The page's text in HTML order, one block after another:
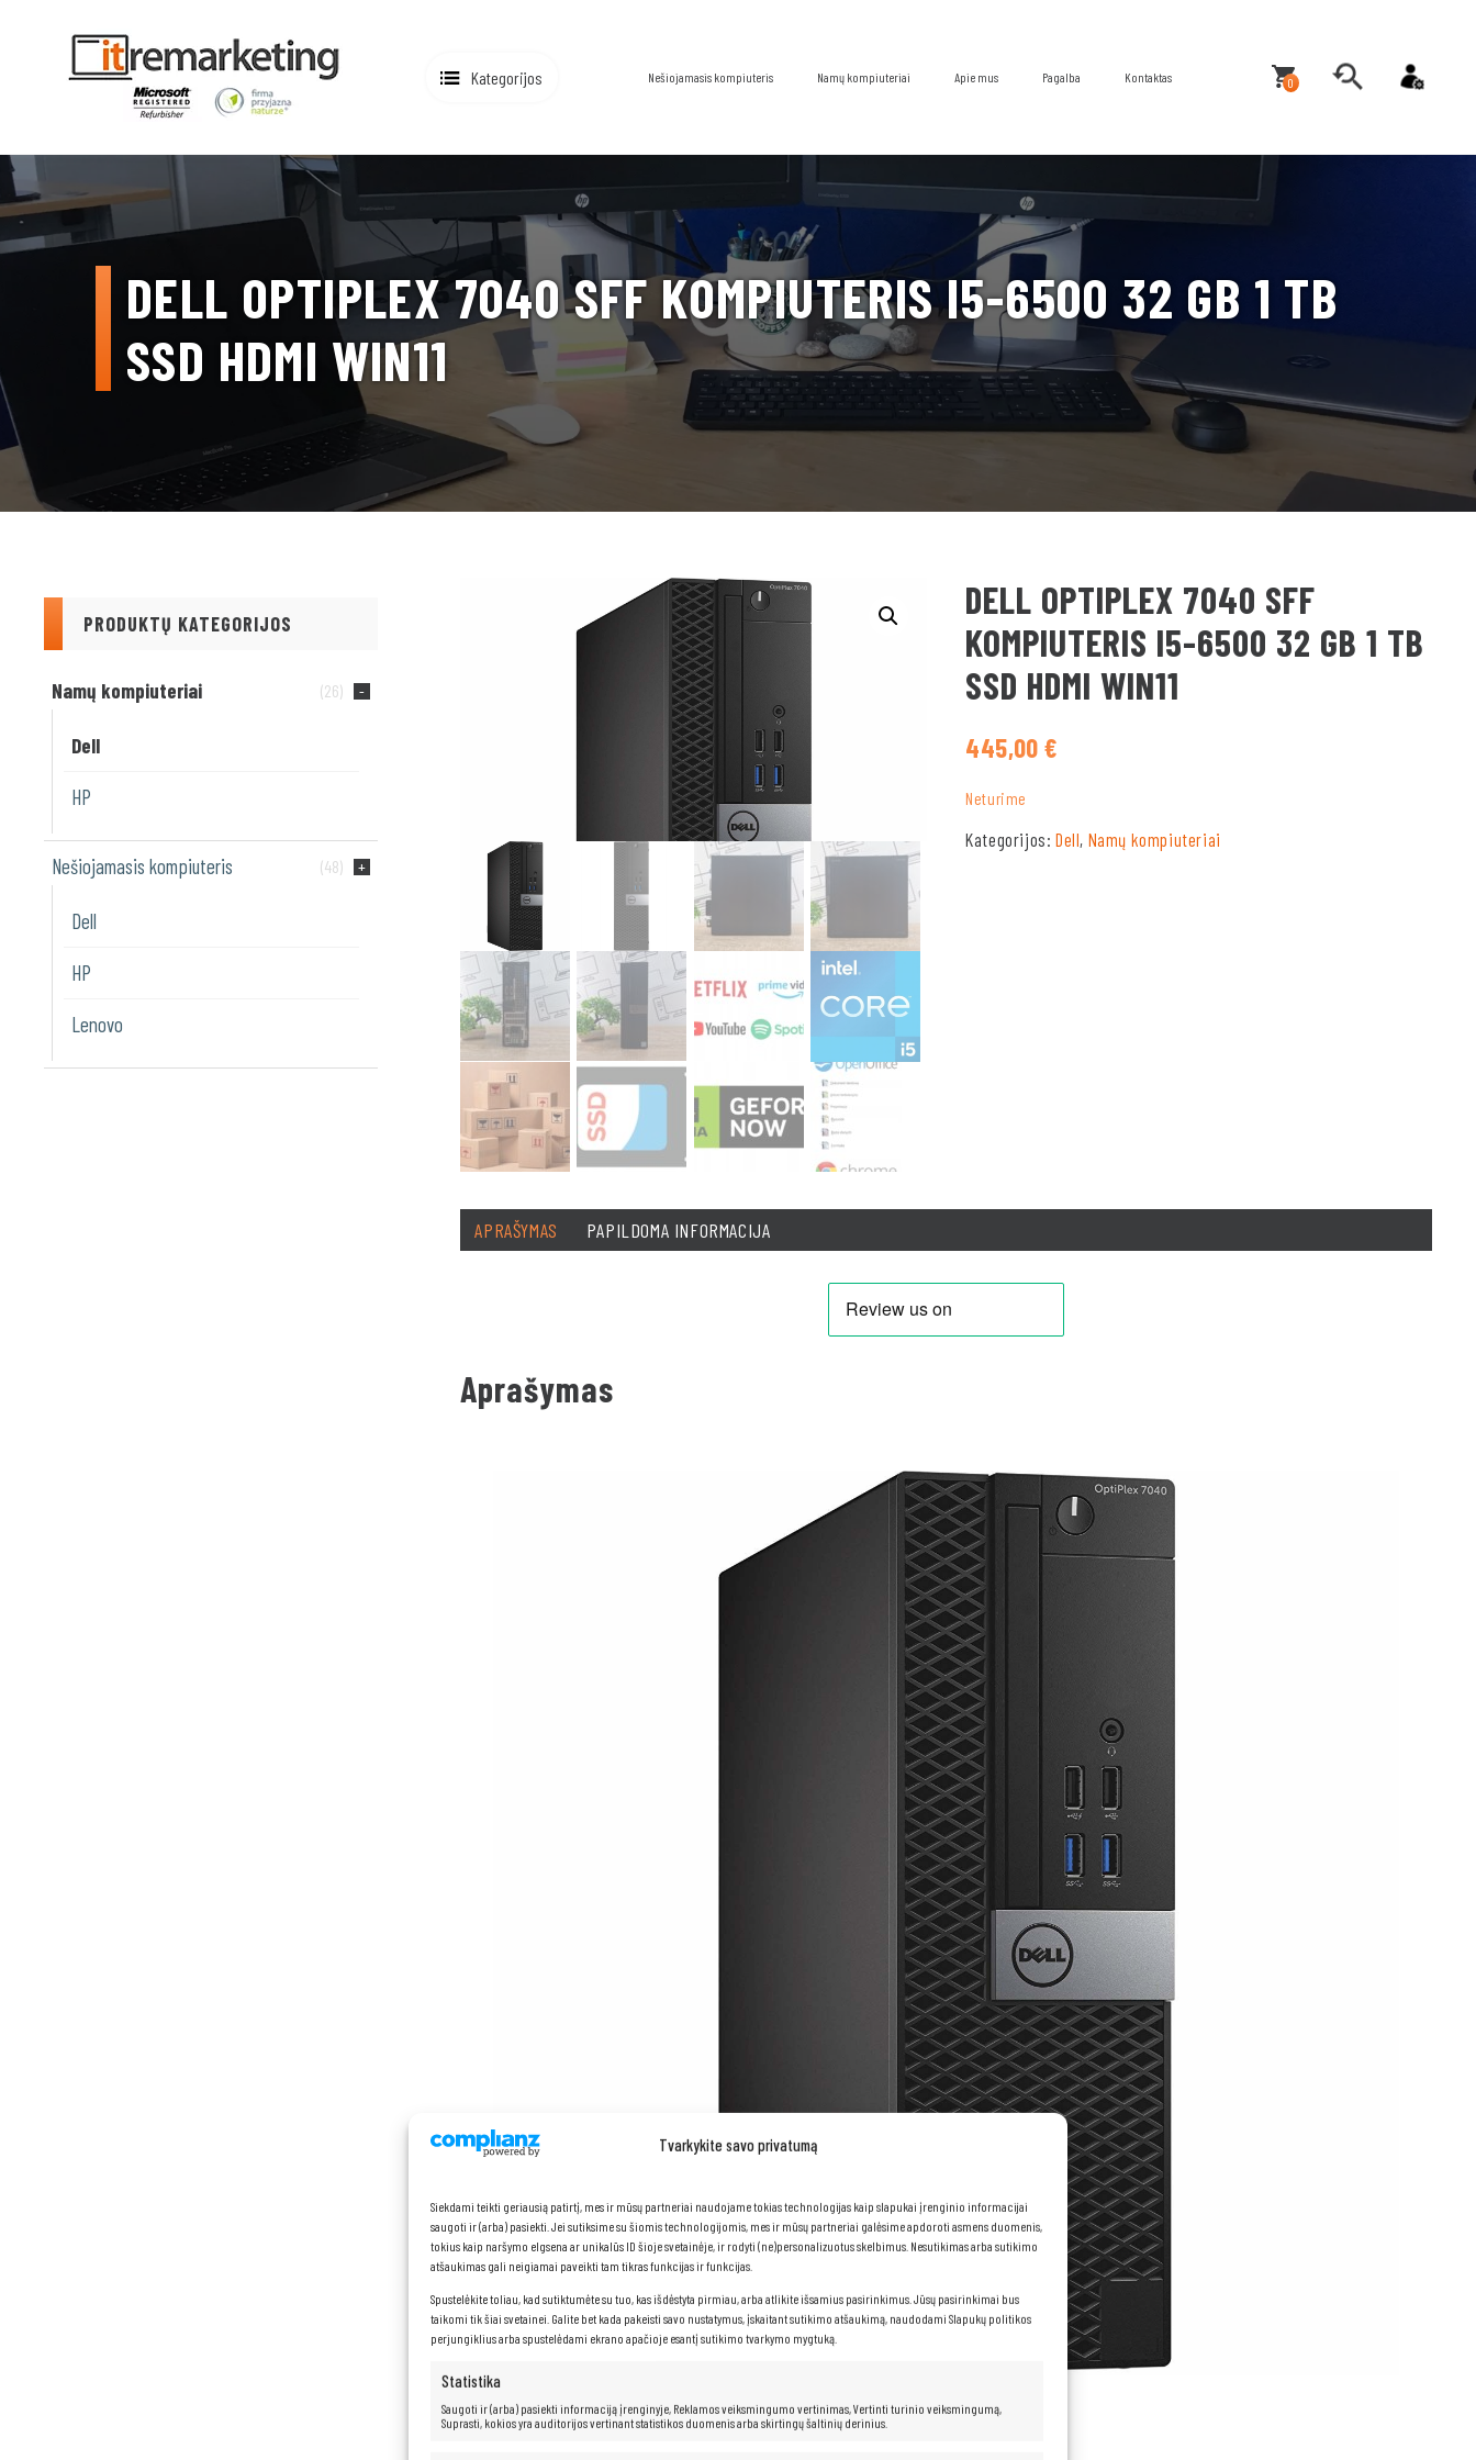
Tvarkykite savo privatumą
Siekdami teikti geriausią patirtį, mes ir mūsų partneriai naudojame tokias technologijas kaip slapukai įrenginio informacijai
saugoti ir (arba) pasiekti. Jei sutiksime su šiomis technologijomis, mes ir mūsų partneriai galėsime apdoroti asmens duomenis,
tokius kaip naršymo elgsena ar unikalūs ID šioje svetainėje, ir rodyti (ne)personalizuotus skelbimus. Nesutikimas arba sutikimo
atšaukimas gali neigiamai paveikti tam tikras funkcijas ir funkcijas.
Spustelėkite toliau, kad sutiktumėte su tuo, kas išdėstyta pirmiau, arba atlikite išsamius pasirinkimus. Jūsų pasirinkimai bus
taikomi tik šiai svetainei. Galite bet kada pakeisti savo nustatymus, įskaitant sutikimo atšaukimą, naudodami Slapukų politikos
perjungiklius arba spustelėdami ekrano apačioje esantį sutikimo tvarkymo mygtuką.
Statistika
Saugoti ir (arba) pasiekti informaciją įrenginyje, Reklamos veiksmingumo vertinimas, Vertinti turinio veiksmingumą,
Suprasti, kokios yra auditorijos vertinant statistikos duomenis arba skirtingų šaltinių derinius.
Kategorijos Nešiojamasis kompiuteris Namų kompiuteriai Apie mus Pagalba Kontaktas 0
DELL OPTIPLEX 7040 SFF KOMPIUTERIS I5-6500 32 GB 1 TB
SSD HDMI WIN11
PRODUKTŲ KATEGORIJOS
Namų kompiuteriai (26)
Dell
HP
Nešiojamasis kompiuteris (48)
Dell
HP
Lenovo
DELL OPTIPLEX 7040 SFF
KOMPIUTERIS I5-6500 32 GB 1 TB
SSD HDMI WIN11
445,00€
Neturime
Kategorijos: Dell, Namų kompiuteriai
APRAŠYMAS PAPILDOMA INFORMACIJA
Aprašymas